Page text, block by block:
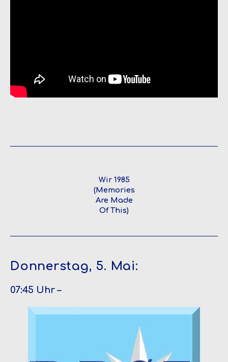
Wir 1985
(Memories
Are Made
Of This)
Donnerstag, 5. Mai:
07:45 Uhr –